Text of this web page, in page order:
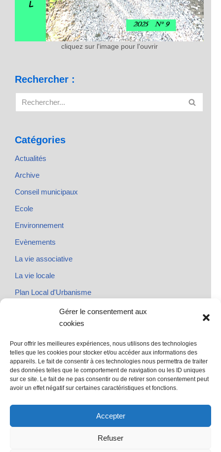
Gérer le consentement aux
cookies
Pour offrir les meilleures expériences, nous utilisons des technologies
telles que les cookies pour stocker et/ou accéder aux informations des
appareils. Le fait de consentir à ces technologies nous permettra de traiter
des données telles que le comportement de navigation ou les ID uniques
sur ce site. Le fait de ne pas consentir ou de retirer son consentement peut
avoir un effet négatif sur certaines caractéristiques et fonctions.
Accepter
Refuser
cliquez sur l'image pour l'ouvrir
Rechercher :
Catégories
Actualités
Archive
Conseil municipaux
Ecole
Environnement
Evènements
La vie associative
La vie locale
Plan Local d'Urbanisme
@ Sainte Marie des Champs
Mentions légales